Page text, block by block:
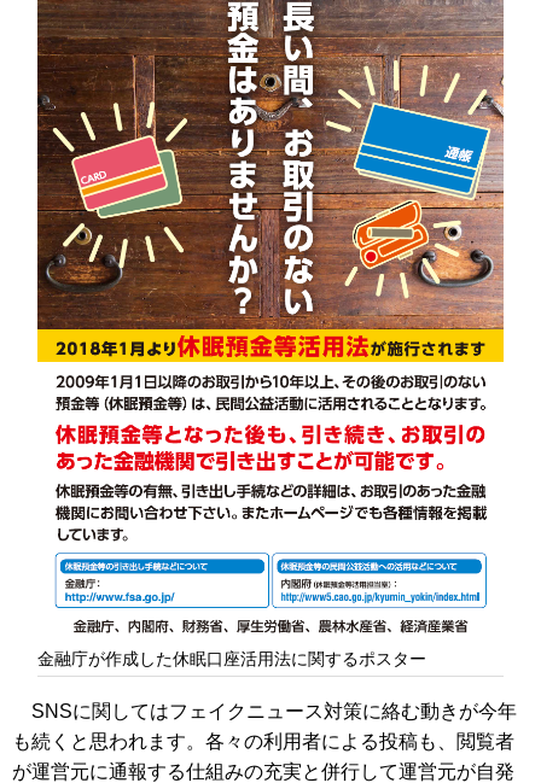
金融庁が作成した休眠口座活用法に関するポスター
SNSに関してはフェイクニュース対策に絡む動きが今年
も続くと思われます。各々の利用者による投稿も、閲覧者
が運営元に通報する仕組みの充実と併行して運営元が自発